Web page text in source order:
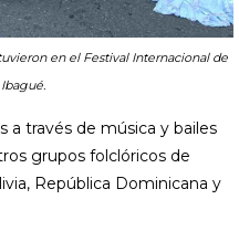
en el Festival Internacional de
a través de música y bailes
grupos folclóricos de
República Dominicana y